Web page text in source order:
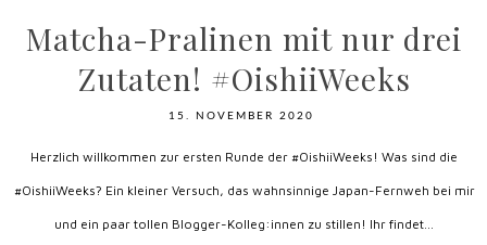
Matcha-Pralinen mit nur drei
Zutaten! #OishiiWeeks
15. NOVEMBER 2020
Herzlich willkommen zur ersten Runde der #OishiiWeeks! Was sind die
#OishiiWeeks? Ein kleiner Versuch, das wahnsinnige Japan-Fernweh bei mir
und ein paar tollen Blogger-Kolleg:innen zu stillen! Ihr findet...